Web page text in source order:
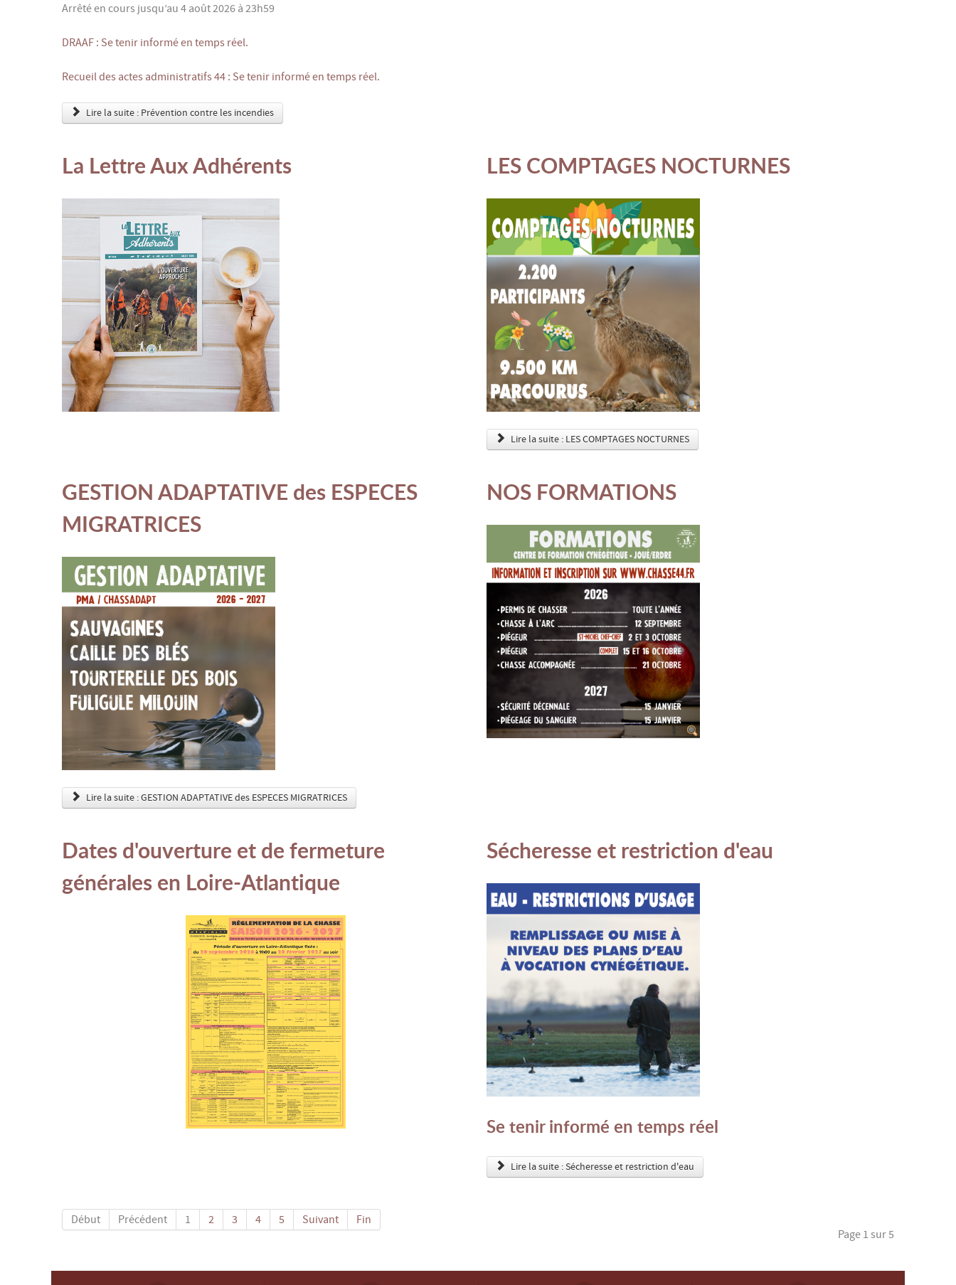
Arrêté en cours jusqu’au 4 août 2026 à 23h59
DRAAF : Se tenir informé en temps réel.
Recueil des actes administratifs 44 : Se tenir informé en temps réel.
Lire la suite : Prévention contre les incendies
La Lettre Aux Adhérents LES COMPTAGES NOCTURNES
Lire la suite : LES COMPTAGES NOCTURNES
GESTION ADAPTATIVE des ESPECES
MIGRATRICES
Lire la suite : GESTION ADAPTATIVE des ESPECES MIGRATRICES
NOS FORMATIONS
Dates d'ouverture et de fermeture
générales en Loire-Atlantique
Sécheresse et restriction d'eau
Se tenir informé en temps réel
Lire la suite : Sécheresse et restriction d'eau
Page 1 sur 5
Début Précédent 1 2 3 4 5 Suivant Fin